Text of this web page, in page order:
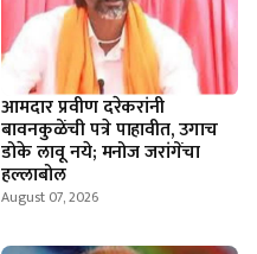
आमदार प्रवीण दरेकरांनी
बावनकुळेंची पत्रे पाहावीत, उगाच
डोके लावू नये; मनोज जरांगेंचा
हल्लाबोल
August 07, 2026